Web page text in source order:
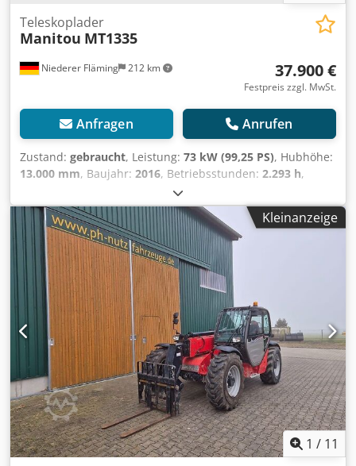
Niederer Fläming 212 km
Teleskoplader
Manitou MT1335
37.900 €
Festpreis zzgl. MwSt.
Anfragen Anrufen
Zustand: gebraucht, Leistung: 73 kW (99,25 PS), Hubhöhe:
13.000 mm, Baujahr: 2016, Betriebsstunden: 2.293 h,
, Ausstattung:
Baujahr 2016 ca. 2.293 Stunden 100 PS 3 Steuerkreis 3
Lenkarten - Vorderrad-Hundegang-Allrad Hubhöhe 13 m
Tragkraft 3,5 to Preis 37.900,00 € netto Gegen Aufpreis
erhältlich Erdschaufel 1.490,00 € netto Leichtgutschaufel 2
m³ 2.100,00 € netto Leichtgutschaufel 2,7 m³ 2.150,00 €
netto Leichtgutschaufel mit doppelter Schürfleiste
(Wendemesser) 2 m³ 2.250,00 € netto Leichtgutschaufel mit
doppelter Schürfleiste (Wendemesser) 2,7 m³ 2.450,00 €
netto Für JCB oder Manitou, Claas, Merlo Arbeitskorb klein
1,2m breit 990,00 € netto Arbeitskorb groß 2m breit
1.550,00 € netto Crsdpfx Aaoy Tz D Rsmsf Besichtigung
jederzeit möglich, nach telefonischer Temin Absprache.
Alle Angaben ohne Gewähr.
Kleinanzeige
1 / 11